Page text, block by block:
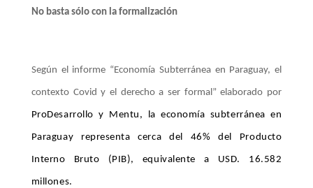
No basta sólo con la formalización
Según el informe “Economía Subterránea en Paraguay, el
contexto Covid y el derecho a ser formal” elaborado por
ProDesarrollo y Mentu, la economía subterránea en
Paraguay representa cerca del 46% del Producto
Interno Bruto (PIB), equivalente a USD. 16.582
millones.